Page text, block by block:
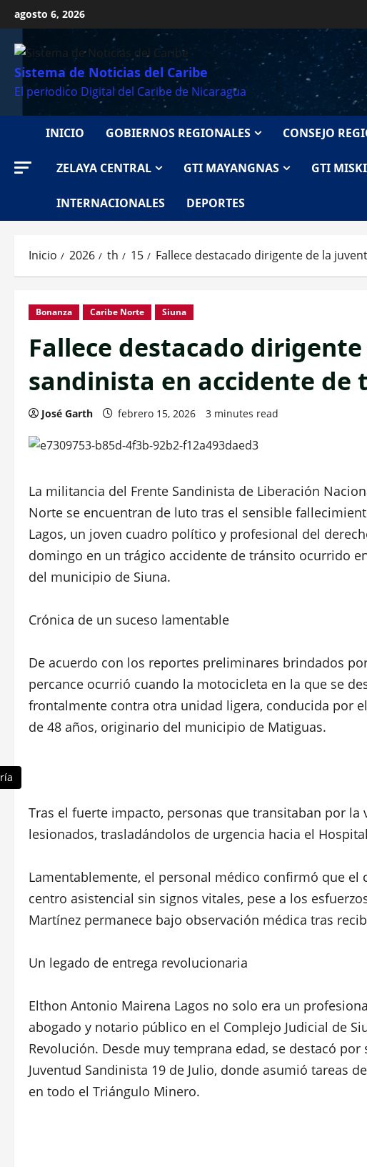
Saltar
al
contenido
agosto 6, 2026
Sistema de Noticias del Caribe
El periodico Digital del Caribe de Nicaragua
INICIO GOBIERNOS REGIONALES CONSEJO
ZELAYA CENTRAL GTI MAYANGNAS GTI
INTERNACIONALES DEPORTES
Inicio 2026 th 15 Fallece destacado dirigente de la
Bonanza Caribe Norte Siuna
Fallece destacado
sandinista en accidente de
José Garth febrero 15, 2026 3 minutes read
La militancia del Frente Sandinista de Liberación
Norte se encuentran de luto tras el sensible
Lagos, un joven cuadro político y profesional del
domingo en un trágico accidente de tránsito ocurrido
del municipio de Siuna.
Crónica de un suceso lamentable
De acuerdo con los reportes preliminares brindados
percance ocurrió cuando la motocicleta en la que se
frontalmente contra otra unidad ligera, conducida por
de 48 años, originario del municipio de Matiguas.
Tras el fuerte impacto, personas que transitaban por
lesionados, trasladándolos de urgencia hacia el
Lamentablemente, el personal médico confirmó que
centro asistencial sin signos vitales, pese a los
Martínez permanece bajo observación médica tras
Un legado de entrega revolucionaria
Elthon Antonio Mairena Lagos no solo era un
abogado y notario público en el Complejo Judicial de
Revolución. Desde muy temprana edad, se destacó
Juventud Sandinista 19 de Julio, donde asumió tareas
en todo el Triángulo Minero.